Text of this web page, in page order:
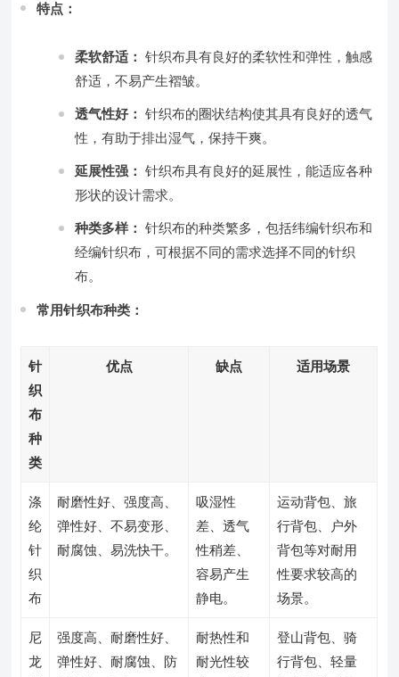
特点：
柔软舒适： 针织布具有良好的柔软性和弹性，触感
舒适，不易产生褶皱。
透气性好： 针织布的圈状结构使其具有良好的透气
性，有助于排出湿气，保持干爽。
延展性强： 针织布具有良好的延展性，能适应各种
形状的设计需求。
种类多样： 针织布的种类繁多，包括纬编针织布和
经编针织布，可根据不同的需求选择不同的针织
布。
常用针织布种类：
针
织
布
种
类
优点 缺点 适用场景
涤
纶
针
织
布
耐磨性好、强度高、
弹性好、不易变形、
耐腐蚀、易洗快干。
吸湿性
差、透气
性稍差、
容易产生
静电。
运动背包、旅
行背包、户外
背包等对耐用
性要求较高的
场景。
尼
龙
强度高、耐磨性好、
弹性好、耐腐蚀、防
耐热性和
耐光性较
登山背包、骑
行背包、轻量